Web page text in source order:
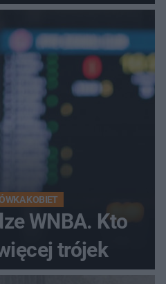
KOBIET
WNBA. Kto
trójek